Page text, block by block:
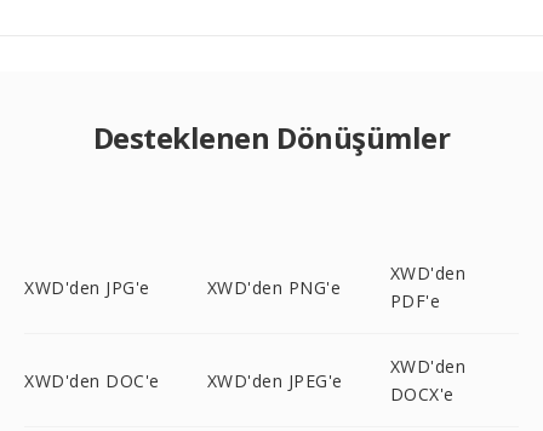
Desteklenen Dönüşümler
XWD'den JPG'e XWD'den PNG'e
XWD'den
PDF'e
XWD'den DOC'e XWD'den JPEG'e
XWD'den
DOCX'e